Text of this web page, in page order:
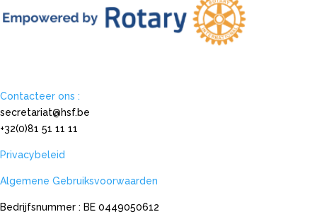
Contacteer ons :
secretariat@hsf.be
+32(0)81 51 11 11
Privacybeleid
Algemene Gebruiksvoorwaarden
Bedrijfsnummer : BE 0449050612